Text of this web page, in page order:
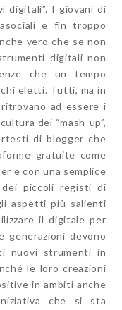
digitali”. I giovani di
e fin troppo
vero che se non
digitali non
che un tempo
eletti. Tutti, ma in
ad essere i
dei “mash-up”,
di blogger che
gratuite come
e con una semplice
dei piccoli registi di
aspetti più salienti
il digitale per
devono
nuovi strumenti in
le loro creazioni
in ambiti anche
che si sta